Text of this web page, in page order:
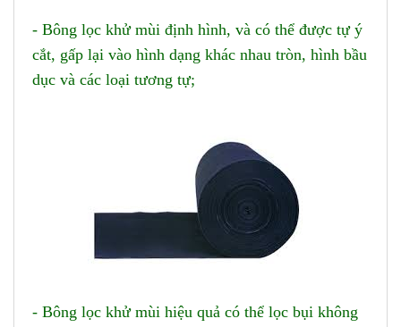
- Bông lọc khử mùi định hình, và có thể được tự ý
cắt, gấp lại vào hình dạng khác nhau tròn, hình bầu
dục và các loại tương tự;
- Bông lọc khử mùi hiệu quả có thể lọc bụi không